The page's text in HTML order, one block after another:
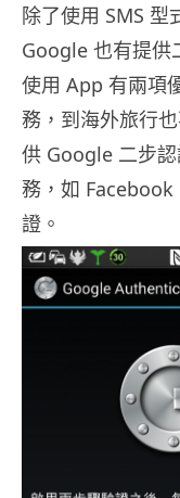
除了使用 SMS 型
Google 也有提供
使用 App 有兩項
務，到海外旅行
供 Google 二步
務，如
證。